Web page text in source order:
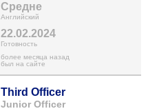
Средне
Английский
22.02.2024
Готовность
более месяца назад
был на сайте
Third Officer
Junior Officer